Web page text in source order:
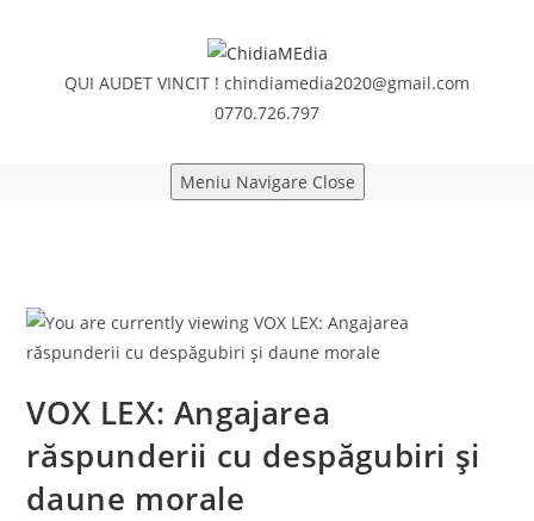
QUI AUDET VINCIT ! chindiamedia2020@gmail.com
0770.726.797
Meniu Navigare Close
VOX LEX: Angajarea
răspunderii cu despăgubiri și
daune morale